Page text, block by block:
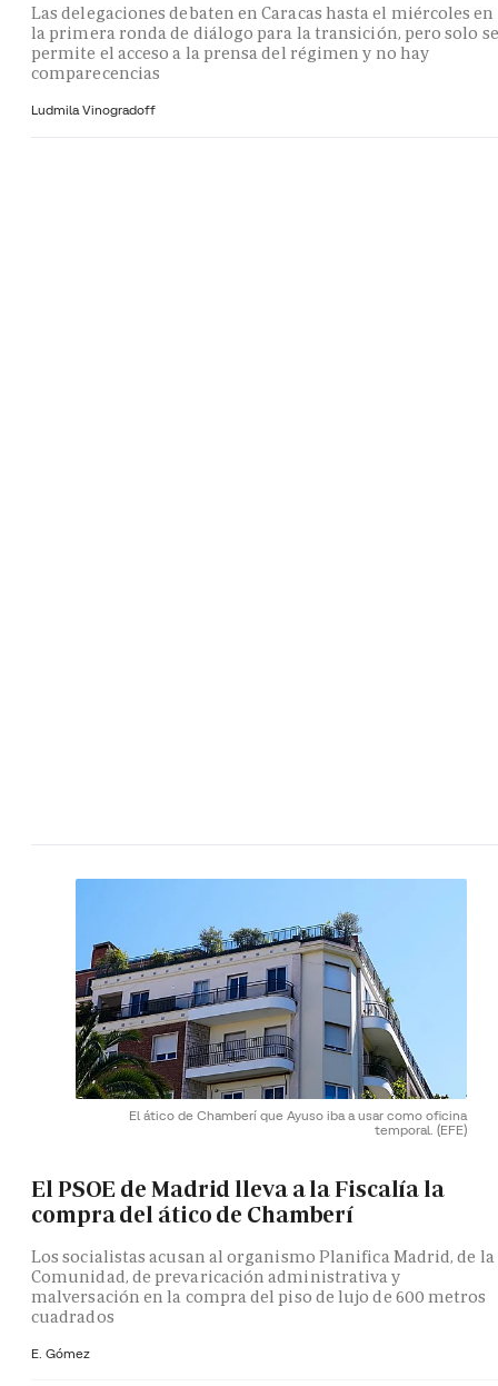
Las delegaciones debaten en Caracas hasta el miércoles en
la primera ronda de diálogo para la transición, pero solo se
permite el acceso a la prensa del régimen y no hay
comparecencias
Ludmila Vinogradoff
El ático de Chamberí que Ayuso iba a usar como oficina
temporal. (EFE)
El PSOE de Madrid lleva a la Fiscalía la
compra del ático de Chamberí
Los socialistas acusan al organismo Planifica Madrid, de la
Comunidad, de prevaricación administrativa y
malversación en la compra del piso de lujo de 600 metros
cuadrados
E. Gómez